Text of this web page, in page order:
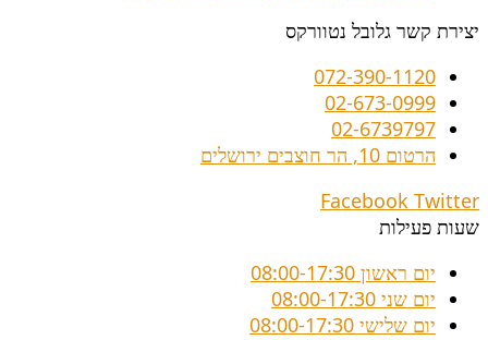
יצירת קשר גלובל נטוורקס
072-390-1120
02-673-0999
02-6739797
הרטום 10, הר חוצבים ירושלים
Facebook Twitter
שעות פעילות
יום ראשון 08:00-17:30
יום שני 08:00-17:30
יום שלישי 08:00-17:30